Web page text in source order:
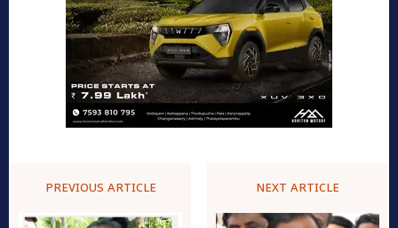
PREVIOUS ARTICLE NEXT ARTICLE